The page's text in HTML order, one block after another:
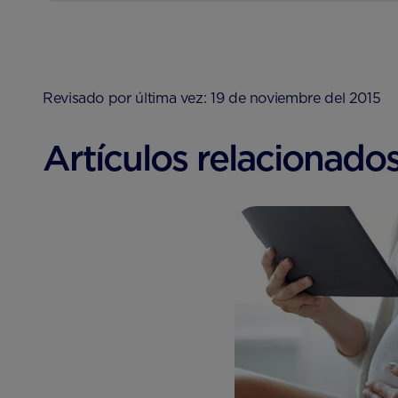
Revisado por última vez: 19 de noviembre del 2015
Artículos